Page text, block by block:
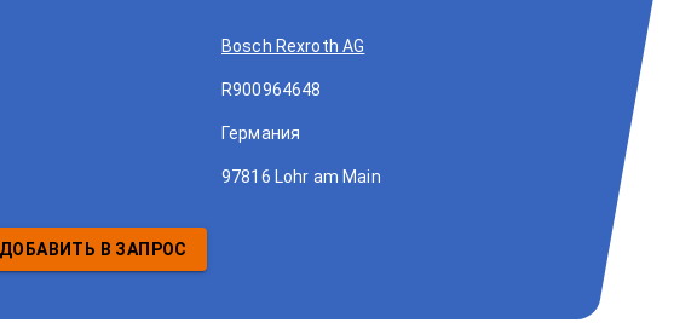
Bosch Rexroth AG
R900964648
Германия
97816 Lohr am Main
ДОБАВИТЬ В ЗАПРОС